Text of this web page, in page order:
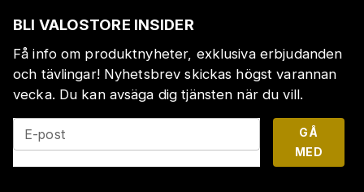
BLI VALOSTORE INSIDER
Få info om produktnyheter, exklusiva erbjudanden
och tävlingar! Nyhetsbrev skickas högst varannan
vecka. Du kan avsäga dig tjänsten när du vill.
E-post
GÅ
MED